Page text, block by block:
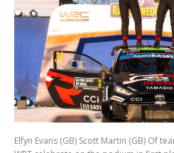
Elfyn Evans (GB) Scott Martin (GB) Of